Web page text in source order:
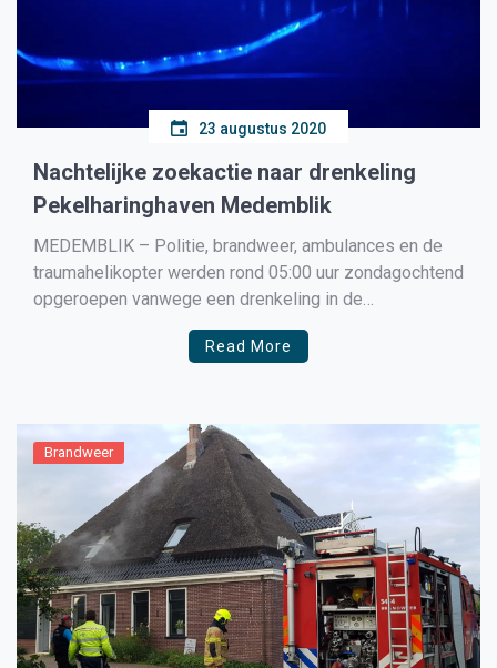
23 augustus 2020
Nachtelijke zoekactie naar drenkeling
Pekelharinghaven Medemblik
MEDEMBLIK – Politie, brandweer, ambulances en de
traumahelikopter werden rond 05:00 uur zondagochtend
opgeroepen vanwege een drenkeling in de
Pekelharinghaven van Medemblik. De drenkeling zou
ter hoogte van Restaurant De Driemaster in het water
Read More
Brandweer